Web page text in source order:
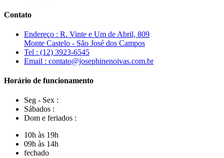
Contato
Endereço : R. Vinte e Um de Abril, 809
Monte Castelo - São José dos Campos
Tel : (12) 3923-6545
Email : contato@josephinenoivas.com.br
Horário de funcionamento
Seg - Sex :
Sábados :
Dom e feriados :
10h às 19h
09h às 14h
fechado